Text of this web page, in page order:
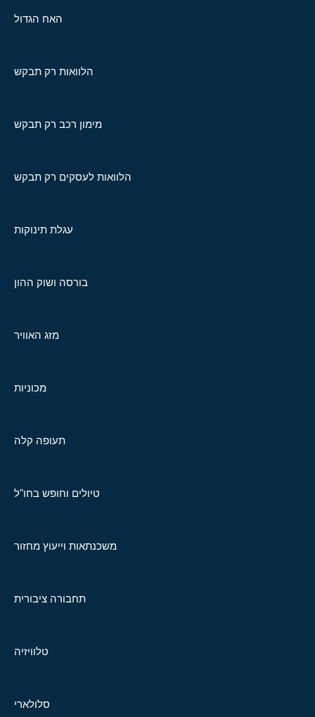
האח הגדול
הלוואות רק תבקש
מימון רכב רק תבקש
הלוואות לעסקים רק תבקש
עגלת תינוקות
בורסה ושוק ההון
מזג האוויר
מכוניות
תעופה קלה
טיולים וחופש בחו"ל
משכנתאות וייעוץ מחזור
תחבורה ציבורית
טלוויזיה
סלולארי